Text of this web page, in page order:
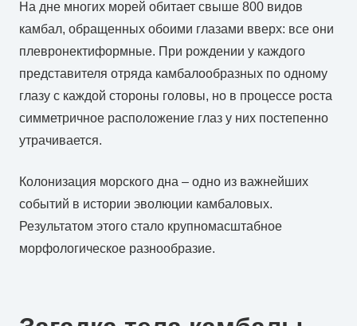
На дне многих морей обитает свыше 800 видов
камбал, обращенных обоими глазами вверх: все они
плевронектиформные. При рождении у каждого
представителя отряда камбалообразных по одному
глазу с каждой стороны головы, но в процессе роста
симметричное расположение глаз у них постепенно
утрачивается.
Колонизация морского дна – одно из важнейших
событий в истории эволюции камбаловых.
Результатом этого стало крупномасштабное
морфологическое разнообразие.